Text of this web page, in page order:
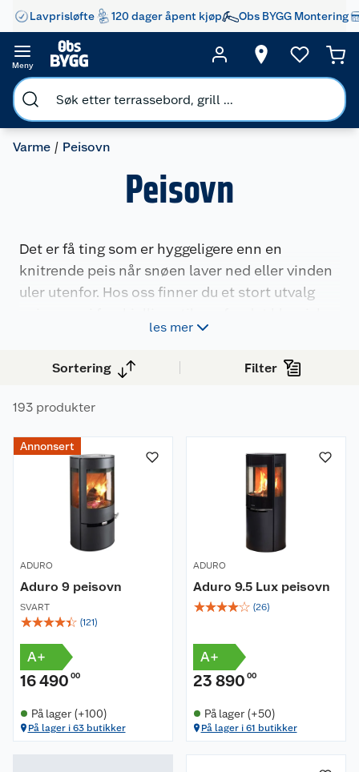
Lavprisløfte 120 dager åpent kjøp Obs BYGG Montering
Meny
Varme Peisovn
Peisovn
Det er få ting som er hyggeligere enn en
knitrende peis når snøen laver ned eller vinden
uler utenfor. Hos oss finner du et stort utvalg
til det hypermoderne – slik at du kan finne en
som passer perfekt i din stue.
les mer
Sortering Filter
193 produkter
Annonsert
ADURO
Aduro 9 peisovn
SVART
☆☆☆☆☆ (121)
A+
16 490 00
På lager (+100)
På lager i 63 butikker
ADURO
Aduro 9.5 Lux peisovn
☆☆☆☆☆ (26)
A+
23 890 00
På lager (+50)
På lager i 61 butikker